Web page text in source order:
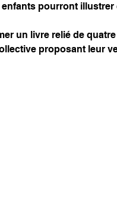
pourront illustrer
un livre relié de
proposant leur